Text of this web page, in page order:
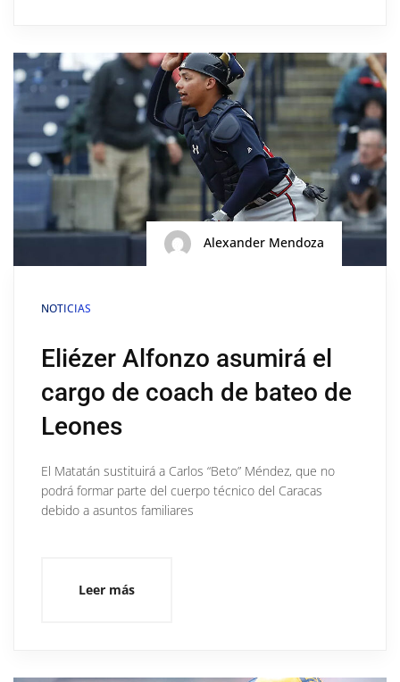
Alexander Mendoza
NOTICIAS
Eliézer Alfonzo asumirá el
cargo de coach de bateo de
Leones
El Matatán sustituirá a Carlos “Beto” Méndez, que no
podrá formar parte del cuerpo técnico del Caracas
debido a asuntos familiares
Leer más